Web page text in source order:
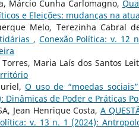
Márcio Cunha Carlomagno,
e Eleições: mudanças na
Melo, Terezinha Cabral
, Conexão Política: v. 12
Maria Laís dos Santos
O uso de “moedas
Dinâmicas de Poder e Práticas
Jean Henrique Costa,A
v. 13 n. 1 (2024):